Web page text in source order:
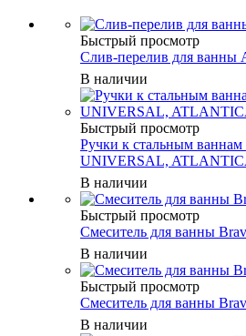
Быстрый просмотр
Слив-перелив для ванны
В наличии
Быстрый просмотр
Ручки к стальным
UNIVERSAL,
В наличии
Быстрый просмотр
Смеситель для ванны
В наличии
Быстрый просмотр
Смеситель для ванны
В наличии